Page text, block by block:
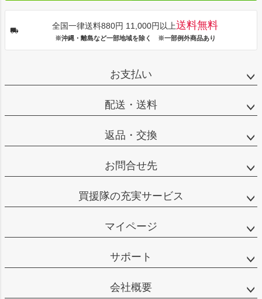
全国一律送料880円 11,000円以上送料無料
※沖縄・離島など一部地域を除く ※一部例外商品あり
お支払い
配送・送料
返品・交換
お問合せ先
買援隊の充実サービス
マイページ
サポート
会社概要